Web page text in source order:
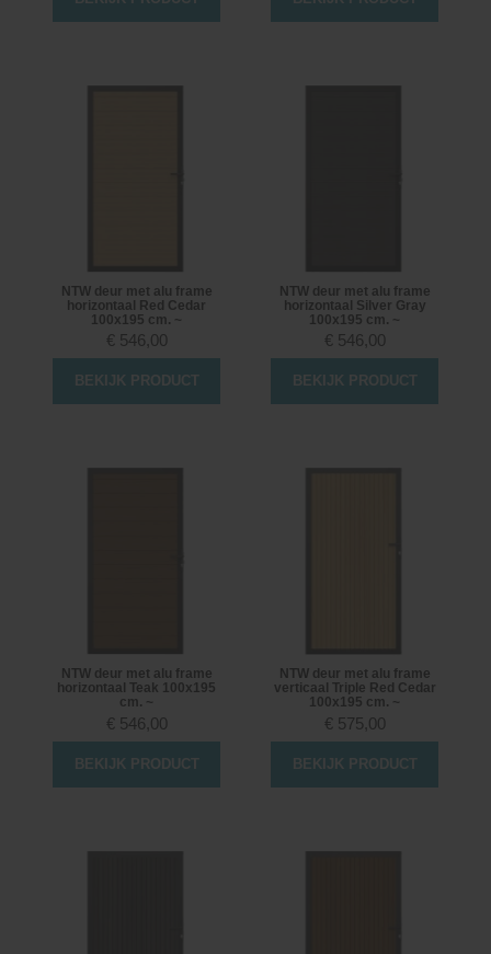
NTW deur met alu frame
horizontaal Red Cedar
100x195 cm. ~
€ 546,00
BEKIJK PRODUCT
NTW deur met alu frame
horizontaal Silver Gray
100x195 cm. ~
€ 546,00
BEKIJK PRODUCT
NTW deur met alu frame
horizontaal Teak 100x195
cm. ~
€ 546,00
BEKIJK PRODUCT
NTW deur met alu frame
verticaal Triple Red Cedar
100x195 cm. ~
€ 575,00
BEKIJK PRODUCT